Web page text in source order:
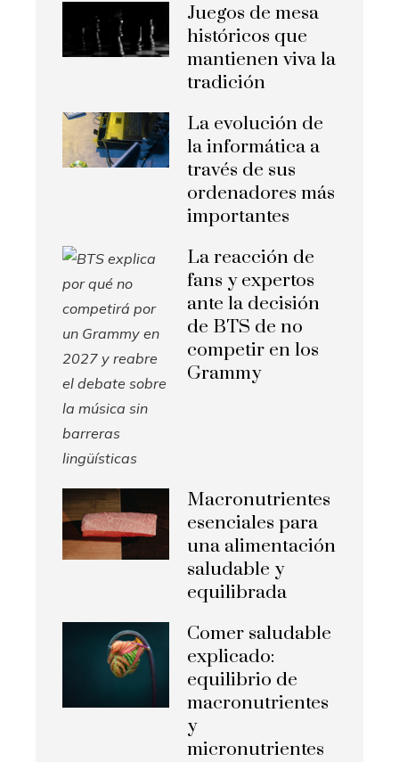
Juegos de mesa
históricos que
mantienen viva la
tradición
La evolución de
la informática a
través de sus
ordenadores más
importantes
La reacción de
fans y expertos
ante la decisión
de BTS de no
competir en los
Grammy
Macronutrientes
esenciales para
una alimentación
saludable y
equilibrada
Comer saludable
explicado:
equilibrio de
macronutrientes
y
micronutrientes